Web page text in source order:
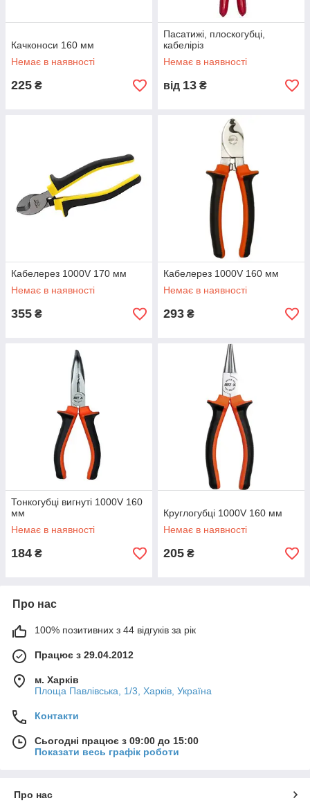
Качконоси 160 мм
Немає в наявності
225 ₴
Пасатижі, плоскогубці,
кабеліріз
Немає в наявності
від 13 ₴
Кабелерез 1000V 170 мм
Немає в наявності
355 ₴
Кабелерез 1000V 160 мм
Немає в наявності
293 ₴
Тонкогубці вигнуті 1000V 160
мм
Немає в наявності
184 ₴
Круглогубці 1000V 160 мм
Немає в наявності
205 ₴
Про нас
100% позитивних з 44 відгуків за рік
Працює з 29.04.2012
м. Харків
Площа Павлівська, 1/3, Харків, Україна
Контакти
Сьогодні працює з 09:00 до 15:00
Показати весь графік роботи
Про нас